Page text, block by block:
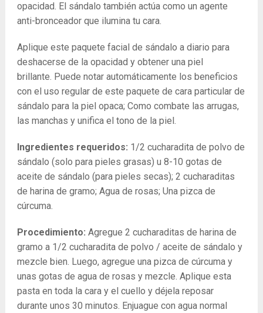
opacidad. El sándalo también actúa como un agente
anti-bronceador que ilumina tu cara.
Aplique este paquete facial de sándalo a diario para
deshacerse de la opacidad y obtener una piel
brillante. Puede notar automáticamente los beneficios
con el uso regular de este paquete de cara particular de
sándalo para la piel opaca; Como combate las arrugas,
las manchas y unifica el tono de la piel.
Ingredientes requeridos: 1/2 cucharadita de polvo de
sándalo (solo para pieles grasas) u 8-10 gotas de
aceite de sándalo (para pieles secas); 2 cucharaditas
de harina de gramo; Agua de rosas; Una pizca de
cúrcuma.
Procedimiento: Agregue 2 cucharaditas de harina de
gramo a 1/2 cucharadita de polvo / aceite de sándalo y
mezcle bien. Luego, agregue una pizca de cúrcuma y
unas gotas de agua de rosas y mezcle. Aplique esta
pasta en toda la cara y el cuello y déjela reposar
durante unos 30 minutos. Enjuague con agua normal